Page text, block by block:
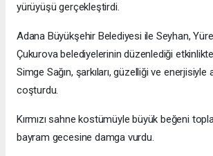
yürüyüşü gerçekleştirdi.
Adana Büyükşehir Belediyesi ile Seyhan,
Çukurova belediyelerinin düzenlediği
Simge Sağın, şarkıları, güzelliği ve enerjisiyle
coşturdu.
Kırmızı sahne kostümüyle büyük beğeni
bayram gecesine damga vurdu.